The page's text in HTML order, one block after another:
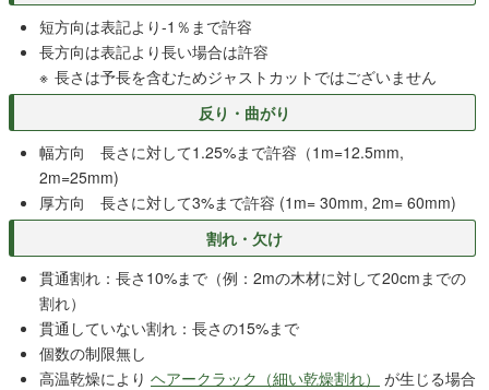
短方向は表記より-1％まで許容
長方向は表記より長い場合は許容
長さは予長を含むためジャストカットではございません
反り・曲がり
幅方向 長さに対して1.25%まで許容（1m=12.5mm,
2m=25mm)
厚方向 長さに対して3%まで許容 (1m= 30mm, 2m= 60mm)
割れ・欠け
貫通割れ：長さ10%まで（例：2mの木材に対して20cmまでの
割れ）
貫通していない割れ：長さの15%まで
個数の制限無し
高温乾燥により ヘアークラック（細い乾燥割れ）
が生じる場合